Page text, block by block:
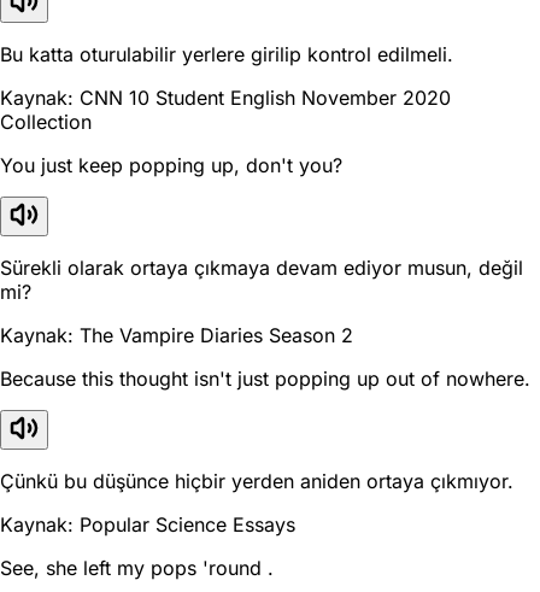
Bu katta oturulabilir yerlere girilip kontrol edilmeli.
Kaynak: CNN 10 Student English November 2020
Collection
You just keep popping up, don't you?
Sürekli olarak ortaya çıkmaya devam ediyor musun, değil
mi?
Kaynak: The Vampire Diaries Season 2
Because this thought isn't just popping up out of nowhere.
Çünkü bu düşünce hiçbir yerden aniden ortaya çıkmıyor.
Kaynak: Popular Science Essays
See, she left my pops 'round .